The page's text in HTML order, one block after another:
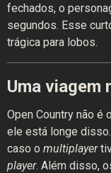
fechados, o
segundos. Esse
trágica para lobos.
Uma viagem
Open Country não é
ele está longe
caso o multiplayer
player. Além disso,